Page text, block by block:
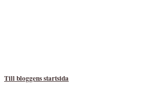
Till bloggens startsida